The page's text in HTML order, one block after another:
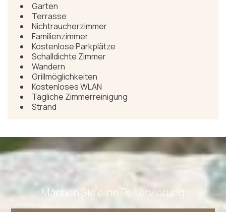
Garten
Terrasse
Nichtraucherzimmer
Familienzimmer
Kostenlose Parkplätze
Schalldichte Zimmer
Wandern
Grillmöglichkeiten
Kostenloses WLAN
Tägliche Zimmerreinigung
Strand
Machen Sie eine Reservierung